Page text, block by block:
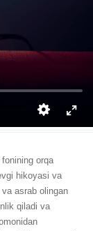
orqa
hikoyasi va
asrab olingan
qiladi va